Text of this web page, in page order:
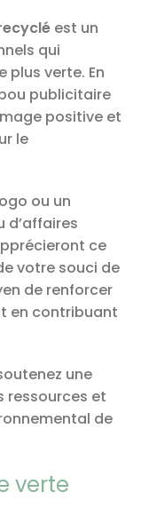
est un
qui
verte. En
publicitaire
positive et
le
ou un
d’affaires
ce
votre souci de
de renforcer
en contribuant
une
ressources et
de
verte